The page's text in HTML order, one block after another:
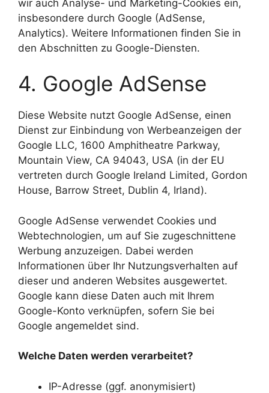
wir auch Analyse- und Marketing-Cookies ein,
insbesondere durch Google (AdSense,
Analytics). Weitere Informationen finden Sie in
den Abschnitten zu Google-Diensten.
4. Google AdSense
Diese Website nutzt Google AdSense, einen
Dienst zur Einbindung von Werbeanzeigen der
Google LLC, 1600 Amphitheatre Parkway,
Mountain View, CA 94043, USA (in der EU
vertreten durch Google Ireland Limited, Gordon
House, Barrow Street, Dublin 4, Irland).
Google AdSense verwendet Cookies und
Webtechnologien, um auf Sie zugeschnittene
Werbung anzuzeigen. Dabei werden
Informationen über Ihr Nutzungsverhalten auf
dieser und anderen Websites ausgewertet.
Google kann diese Daten auch mit Ihrem
Google-Konto verknüpfen, sofern Sie bei
Google angemeldet sind.
Welche Daten werden verarbeitet?
IP-Adresse (ggf. anonymisiert)